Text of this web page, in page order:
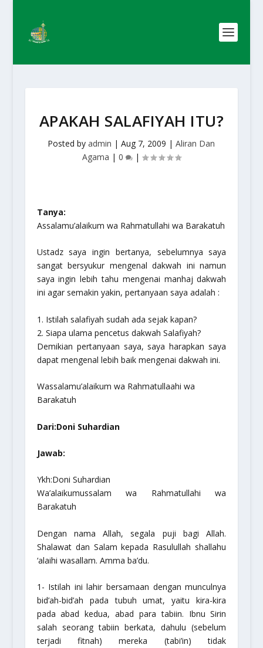
APAKAH SALAFIYAH ITU?
Posted byadmin |Aug 7, 2009 |Aliran Dan
Agama | 0 |
Tanya:
Assalamu’alaikum wa Rahmatullahi wa Barakatuh
Ustadz saya ingin bertanya, sebelumnya saya
sangat bersyukur mengenal dakwah ini namun
saya ingin lebih tahu mengenai manhaj dakwah
ini agar semakin yakin, pertanyaan saya adalah :
1. Istilah salafiyah sudah ada sejak kapan?
2. Siapa ulama pencetus dakwah Salafiyah?
Demikian pertanyaan saya, saya harapkan saya
dapat mengenal lebih baik mengenai dakwah ini.
Wassalamu’alaikum wa Rahmatullaahi wa
Barakatuh
Dari:Doni Suhardian
Jawab:
Ykh:Doni Suhardian
Wa’alaikumussalam wa Rahmatullahi wa
Barakatuh
Dengan nama Allah, segala puji bagi Allah.
Shalawat dan Salam kepada Rasulullah shallahu
‘alaihi wasallam. Amma ba’du.
1- Istilah ini lahir bersamaan dengan munculnya
bid’ah-bid’ah pada tubuh umat, yaitu kira-kira
pada abad kedua, abad para tabiin. Ibnu Sirin
salah seorang tabiin berkata, dahulu (sebelum
terjadi fitnah) mereka (tabi’in) tidak